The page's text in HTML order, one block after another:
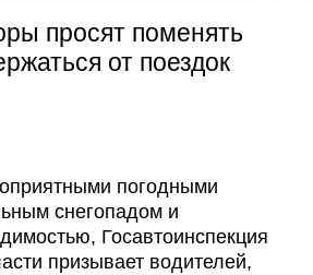
просят поменять
от поездок
погодными
снегопадом и
Госавтоинспекция
призывает водителей,